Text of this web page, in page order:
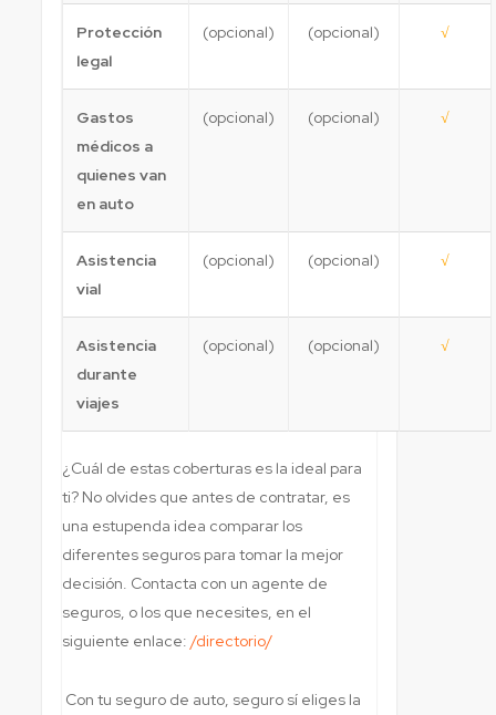
Protección
legal
(opcional) (opcional) √
Gastos
médicos a
quienes van
en auto
(opcional) (opcional) √
Asistencia
vial
(opcional) (opcional) √
Asistencia
durante
viajes
(opcional) (opcional) √
¿Cuál de estas coberturas es la ideal para
ti? No olvides que antes de contratar, es
una estupenda idea comparar los
diferentes seguros para tomar la mejor
decisión. Contacta con un agente de
seguros, o los que necesites, en el
siguiente enlace:/directorio/
Con tu seguro de auto, seguro sí eliges la